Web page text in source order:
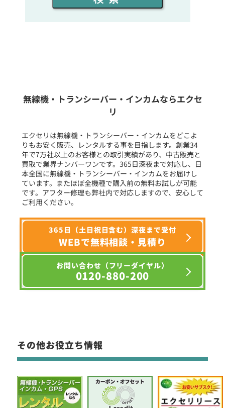
同時通話人数を選ぶ
フリーワード入力(製品名等)
選択条件をリセット
無線機・トランシーバー・インカムならエクセ
リ
エクセリは無線機・トランシーバー・インカムをどこよ
りもお安く販売、レンタルする事を目指します。創業34
年で7万社以上のお客様との取引実績があり、中古販売と
買取で業界ナンバーワンです。365日深夜まで対応し、日
本全国に無線機・トランシーバー・インカムをお届けし
ています。またほぼ全機種で購入前の無料お試しが可能
です。アフター修理も弊社内で対応しますので、安心して
ご利用ください。
365日（土日祝日含む）深夜まで受付
WEBで無料相談・見積り
お問い合わせ（フリーダイヤル）
0120-880-200
その他お役立ち情報